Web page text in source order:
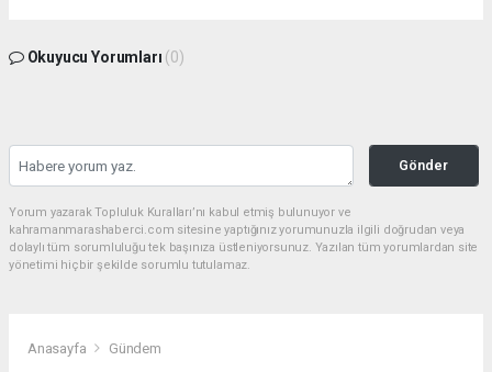
Okuyucu Yorumları (0)
Gönder
Yorum yazarak Topluluk Kuralları’nı kabul etmiş bulunuyor ve
kahramanmarashaberci.com sitesine yaptığınız yorumunuzla ilgili doğrudan veya
dolaylı tüm sorumluluğu tek başınıza üstleniyorsunuz. Yazılan tüm yorumlardan site
yönetimi hiçbir şekilde sorumlu tutulamaz.
Anasayfa Gündem